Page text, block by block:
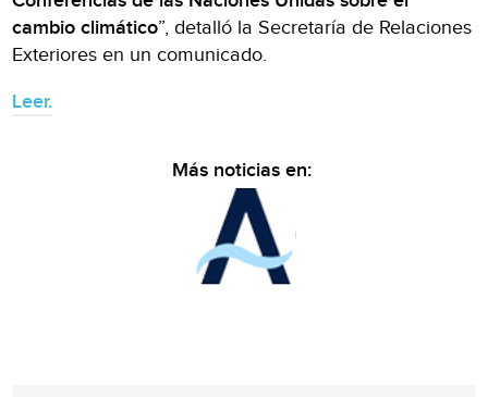
cambio climático”, detalló la Secretaría de Relaciones
Exteriores en un comunicado.
Leer.
Más noticias en: